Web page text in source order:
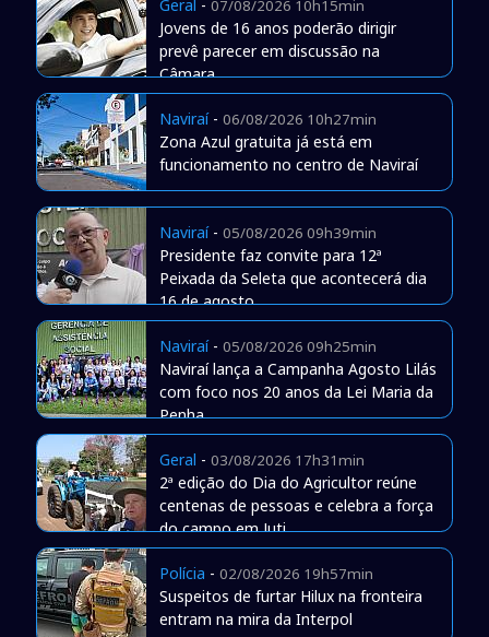
Geral - 07/08/2026 10h15min
Jovens de 16 anos poderão dirigir
prevê parecer em discussão na
Câmara
Naviraí- 06/08/2026 10h27min
Zona Azul gratuita já está em
funcionamento no centro de Naviraí
Naviraí- 05/08/2026 09h39min
Presidente faz convite para 12ª
Peixada da Seleta que acontecerá dia
16 de agosto
Naviraí- 05/08/2026 09h25min
Naviraí lança a Campanha Agosto Lilás
com foco nos 20 anos da Lei Maria da
Penha
Geral - 03/08/2026 17h31min
2ª edição do Dia do Agricultor reúne
centenas de pessoas e celebra a força
do campo em Juti
Polícia - 02/08/2026 19h57min
Suspeitos de furtar Hilux na fronteira
entram na mira da Interpol